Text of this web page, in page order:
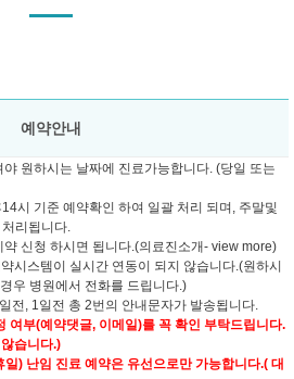
예약안내
원하시는 날짜에 진료가능합니다. (당일 또는
시 기준 예약확인 하여 일괄 처리 되며, 주말및
리됩니다.
신청 하시면 됩니다.(의료진소개- view more)
시스템이 실시간 연동이 되지 않습니다.(원하시
우 병원에서 전화를 드립니다.)
전, 1일전 총 2번의 안내문자가 발송됩니다.
여부(예약댓글, 이메일)를 꼭 확인 부탁드립니다.
습니다.)
일) 난임 진료 예약은 유선으로만 가능합니다.( 대